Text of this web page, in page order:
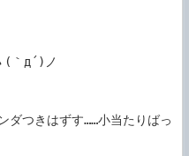
(｀д´)ノ
ダつきはずす……小当たりばっ